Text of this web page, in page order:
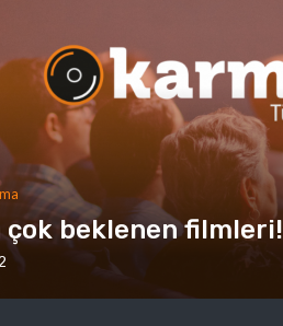
çok beklenen filmleri!